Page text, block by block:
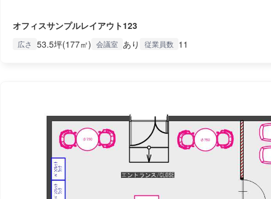
オフィスサンプルレイアウト123
広さ 53.5坪(177㎡) 会議室 あり 従業員数 11